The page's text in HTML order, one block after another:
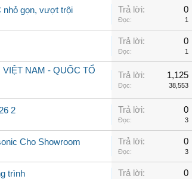
nhỏ gọn, vượt trội Trả lời: 0
Đọc: 1
Trả lời: 0
Đọc: 1
NAM - QUỐC TỔ
Trả lời: 1,125
Đọc: 38,553
2 Trả lời: 0
Đọc: 3
Cho Showroom Trả lời: 0
Đọc: 3
trình Trả lời: 0